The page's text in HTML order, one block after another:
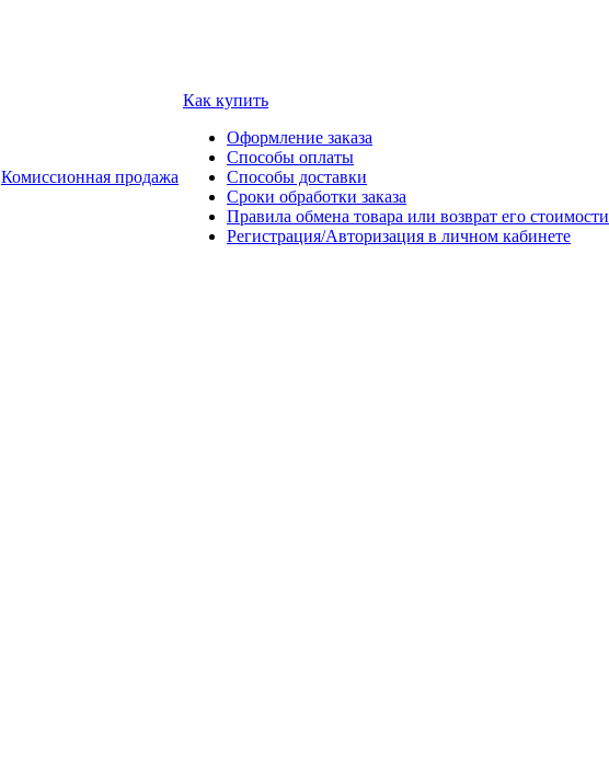
Комиссионная продажа
Как купить
Оформление заказа
Способы оплаты
Способы доставки
Сроки обработки заказа
Правила обмена товара или возврат его стоимости
Регистрация/Авторизация в личном кабинете